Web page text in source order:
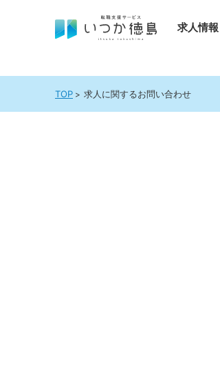
求人情報
TOP 求人に関するお問い合わせ